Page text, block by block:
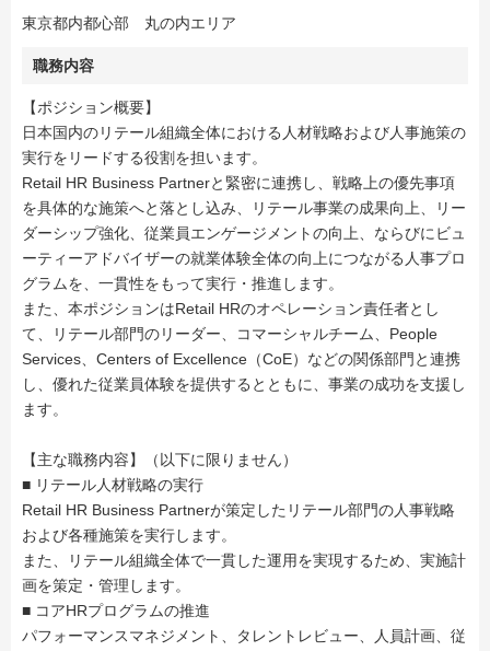
東京都内都心部 丸の内エリア
職務内容
【ポジション概要】
日本国内のリテール組織全体における人材戦略および人事施策の
実行をリードする役割を担います。
Retail HR Business Partnerと緊密に連携し、戦略上の優先事項
を具体的な施策へと落とし込み、リテール事業の成果向上、リー
ダーシップ強化、従業員エンゲージメントの向上、ならびにビュ
ーティーアドバイザーの就業体験全体の向上につながる人事プロ
グラムを、一貫性をもって実行・推進します。
また、本ポジションはRetail HRのオペレーション責任者とし
て、リテール部門のリーダー、コマーシャルチーム、People
Services、Centers of Excellence（CoE）などの関係部門と連携
し、優れた従業員体験を提供するとともに、事業の成功を支援し
ます。
【主な職務内容】（以下に限りません）
■ リテール人材戦略の実行
Retail HR Business Partnerが策定したリテール部門の人事戦略
および各種施策を実行します。
また、リテール組織全体で一貫した運用を実現するため、実施計
画を策定・管理します。
■ コアHRプログラムの推進
パフォーマンスマネジメント、タレントレビュー、人員計画、従